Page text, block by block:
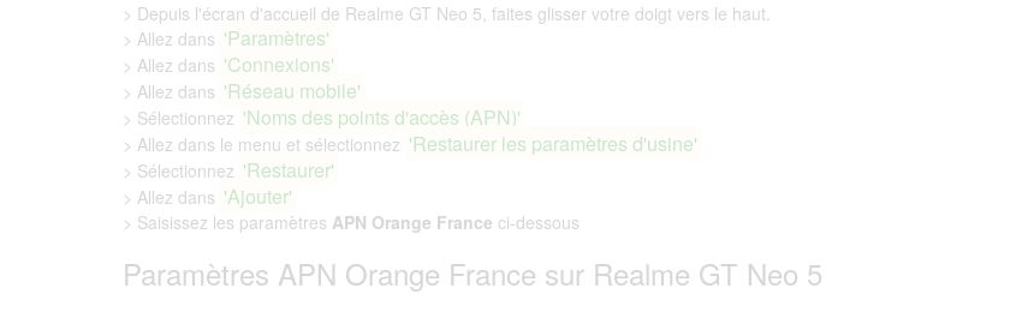
> Depuis l'écran d'accueil de Realme GT Neo 5, faites glisser votre doigt vers le haut.
> Allez dans 'Paramètres'
> Allez dans 'Connexions'
> Allez dans 'Réseau mobile'
> Sélectionnez 'Noms des points d'accès (APN)'
> Allez dans le menu et sélectionnez 'Restaurer les paramètres d'usine'
> Sélectionnez 'Restaurer'
> Allez dans 'Ajouter'
> Saisissez les paramètres APN Orange France ci-dessous
Paramètres APN Orange France sur Realme GT Neo 5